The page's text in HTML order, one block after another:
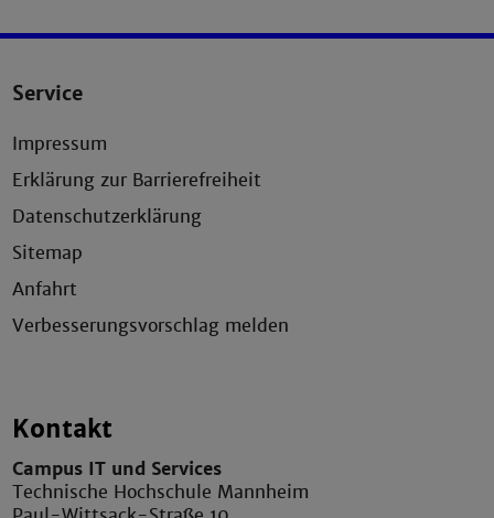
Service
Impressum
Erklärung zur Barrierefreiheit
Datenschutzerklärung
Sitemap
Anfahrt
Verbesserungsvorschlag melden
Kontakt
Campus IT und Services
Technische Hochschule Mannheim